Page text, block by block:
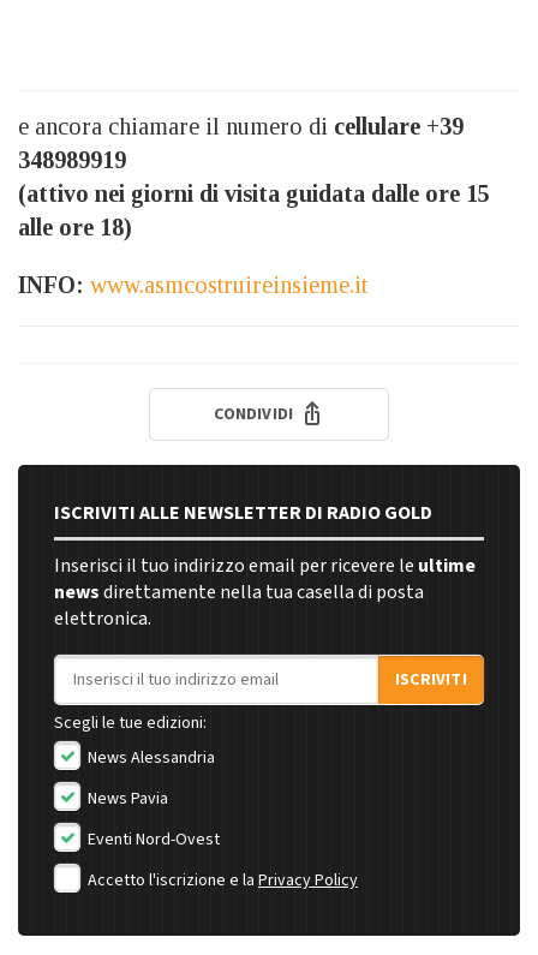
e ancora chiamare il numero di cellulare +39
348989919
(attivo nei giorni di visita guidata dalle ore 15
alle ore 18)
INFO: www.asmcostruireinsieme.it
CONDIVIDI
ISCRIVITI ALLE NEWSLETTER DI RADIO GOLD
Inserisci il tuo indirizzo email per ricevere le ultime
newsdirettamente nella tua casella di posta
elettronica.
Indirizzo email
ISCRIVITI
Scegli le tue edizioni:
News Alessandria
News Pavia
Eventi Nord-Ovest
Accetto l'iscrizione e la Privacy Policy